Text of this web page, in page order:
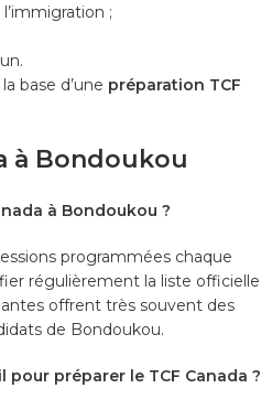
;
base d’une préparation TCF
à Bondoukou
à Bondoukou ?
programmées chaque
régulièrement la liste officielle
offrent très souvent des
de Bondoukou.
préparer le TCF Canada ?